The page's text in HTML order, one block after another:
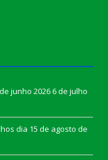
junho 20266 de julho
dia 15 de agosto de